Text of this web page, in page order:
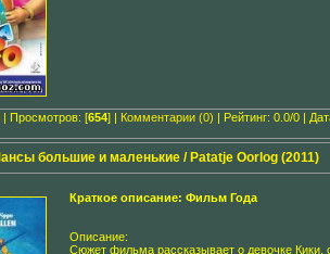
| Просмотров: [654] | Комментарии (0) | Рейтинг: 0.0/0 |
большие и маленькие / Patatje Oorlog (2011)
Краткое описание: Фильм Года
Описание:
Сюжет фильма рассказывает о девочке Кики,